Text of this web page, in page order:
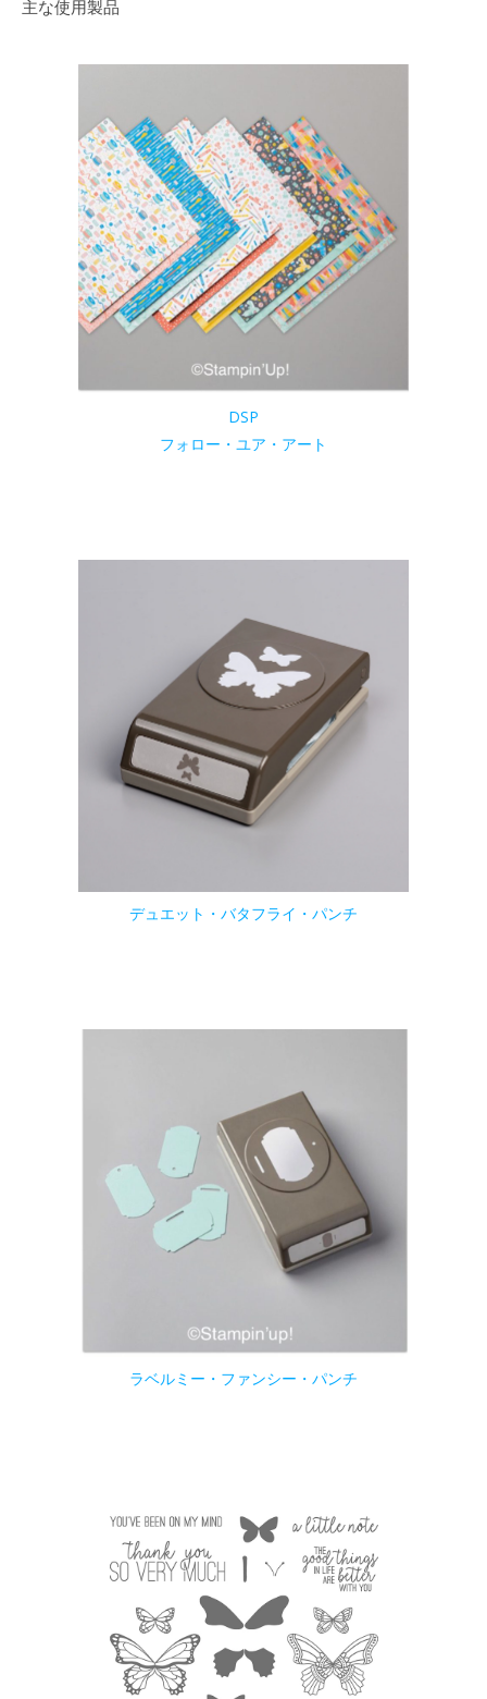
主な使用製品
DSP
フォロー・ユア・アート
デュエット・バタフライ・パンチ
ラベルミー・ファンシー・パンチ